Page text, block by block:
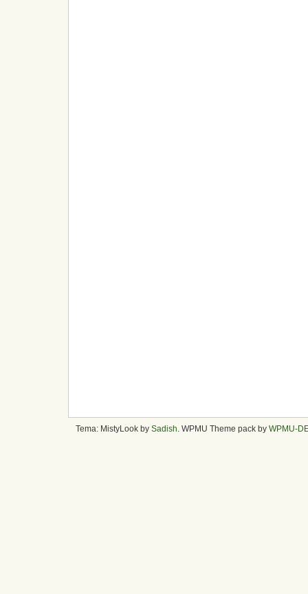
Tema: MistyLook by Sadish . WPMU Theme pack by WPMU-